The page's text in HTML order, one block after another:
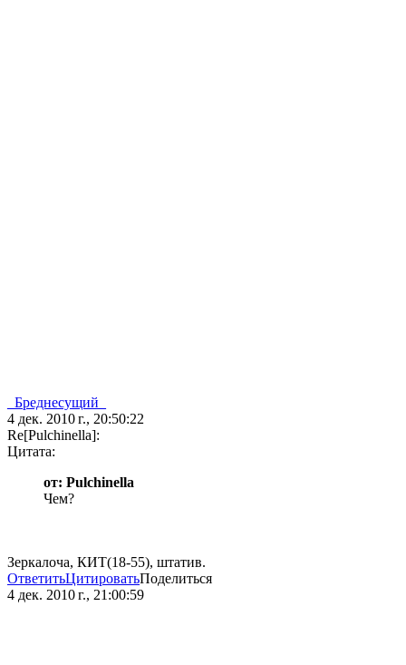
_Бреднесущий_
4 дек. 2010 г., 20:50:22
Re[Pulchinella]:
Цитата:
от: Pulchinella
Чем?
Зеркалоча, КИТ(18-55), штатив.
ОтветитьЦитироватьПоделиться
4 дек. 2010 г., 21:00:59